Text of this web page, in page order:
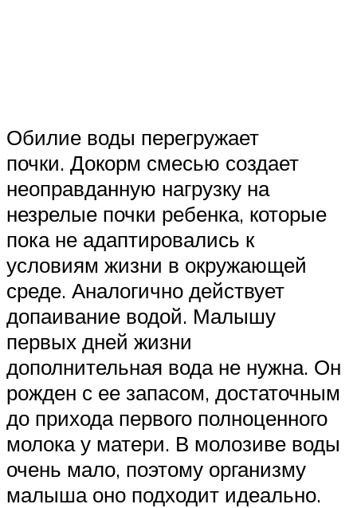
Обилие воды перегружает
почки. Докорм смесью создает
неоправданную нагрузку на
незрелые почки ребенка, которые
пока не адаптировались к
условиям жизни в окружающей
среде. Аналогично действует
допаивание водой. Малышу
первых дней жизни
дополнительная вода не нужна. Он
рожден с ее запасом, достаточным
до прихода первого полноценного
молока у матери. В молозиве воды
очень мало, поэтому организму
малыша оно подходит идеально.